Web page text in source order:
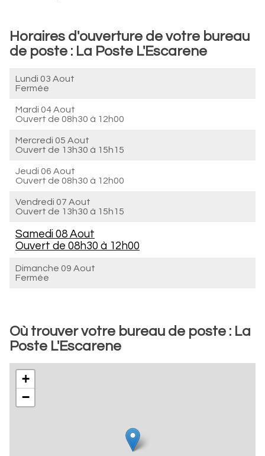
Horaires d'ouverture de votre bureau
de poste : La Poste L'Escarene
Lundi 03 Aout
Fermée
Mardi 04 Aout
Ouvert de 08h30 à 12h00
Mercredi 05 Aout
Ouvert de 13h30 à 15h15
Jeudi 06 Aout
Ouvert de 08h30 à 12h00
Vendredi 07 Aout
Ouvert de 13h30 à 15h15
Samedi 08 Aout
Ouvert de 08h30 à 12h00
Dimanche 09 Aout
Fermée
Où trouver votre bureau de poste : La
Poste L'Escarene
+
−